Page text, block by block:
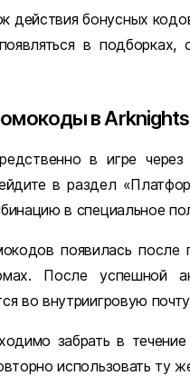
действия бонусных
в
в
в игре
в раздел
в специальное
появилась после
После успешной
во внутриигровую
забрать в
использовать ту